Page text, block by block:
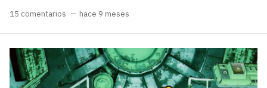
15 comentarios hace 9 meses